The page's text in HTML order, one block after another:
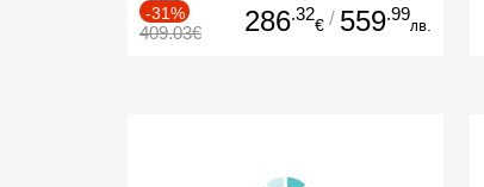
-31%
409.03€ 286.32
€ / 559.99
лв.